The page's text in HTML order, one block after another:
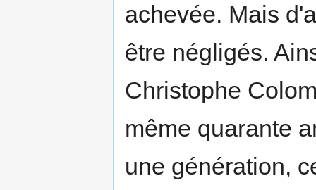
achevée. Mais
être négligés.
Christophe
même quarante
une génération,